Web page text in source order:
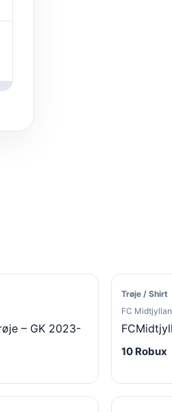
– GK 2023-
Trøje / Shirt
FC
10 Robux